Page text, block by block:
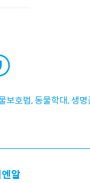
보호법,동물학대,생
알